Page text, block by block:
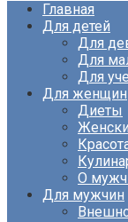
Главная
Для детей
Для
Для
Для
Для женщин
Диеты
О
Для мужчин